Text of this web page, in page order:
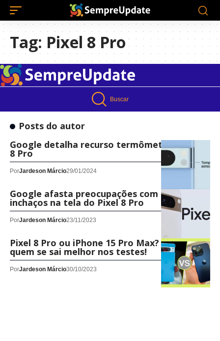
Tag: Pixel 8 Pro
Buscar
Posts do autor
Google detalha recurso termômetro do Pixel
8 Pro
PorJardeson Márcio29/01/2024
Google afasta preocupações com os
inchaços na tela do Pixel 8 Pro
PorJardeson Márcio23/11/2023
Pixel 8 Pro ou iPhone 15 Pro Max? Saiba
quem se sai melhor nos testes!
PorJardeson Márcio30/10/2023